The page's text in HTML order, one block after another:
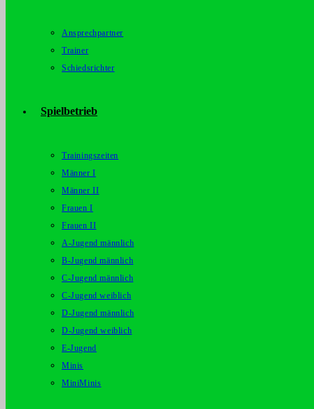
Ansprechpartner
Trainer
Schiedsrichter
Spielbetrieb
Trainingszeiten
Männer I
Männer II
Frauen I
Frauen II
A-Jugend männlich
B-Jugend männlich
C-Jugend männlich
C-Jugend weiblich
D-Jugend männlich
D-Jugend weiblich
E-Jugend
Minis
MiniMinis